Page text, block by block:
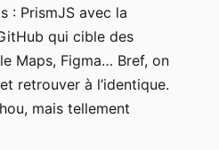
: PrismJS avec la
qui cible des
Maps, Figma… Bref, on
retrouver à l’identique.
mais tellement